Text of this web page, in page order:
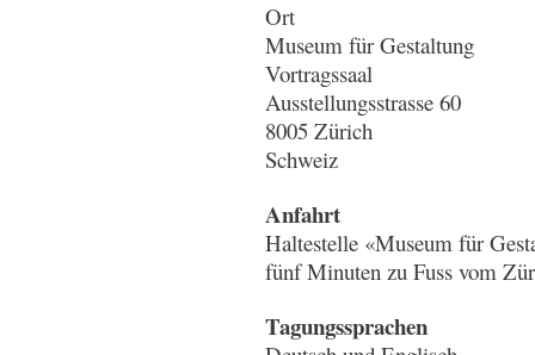
Ort
Museum für Gestaltung
Vortragssaal
Ausstellungsstrasse 60
8005 Zürich
Schweiz
Anfahrt
Haltestelle «Museum für
fünf Minuten zu Fuss vom
Tagungssprachen